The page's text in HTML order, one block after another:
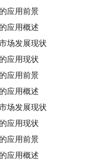
应用前景
应用概述
场发展现状
应用现状
应用前景
应用概述
场发展现状
应用现状
应用前景
应用概述